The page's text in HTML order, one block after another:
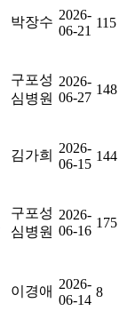
박장수 2026-
06-21
115
구포성
심병원
2026-
06-27
148
김가희
2026-
06-15
144
구포성
심병원
2026-
06-16
175
이경애 2026-
06-14
8